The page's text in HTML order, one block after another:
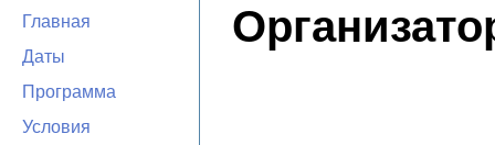
Главная
Даты
Программа
Условия